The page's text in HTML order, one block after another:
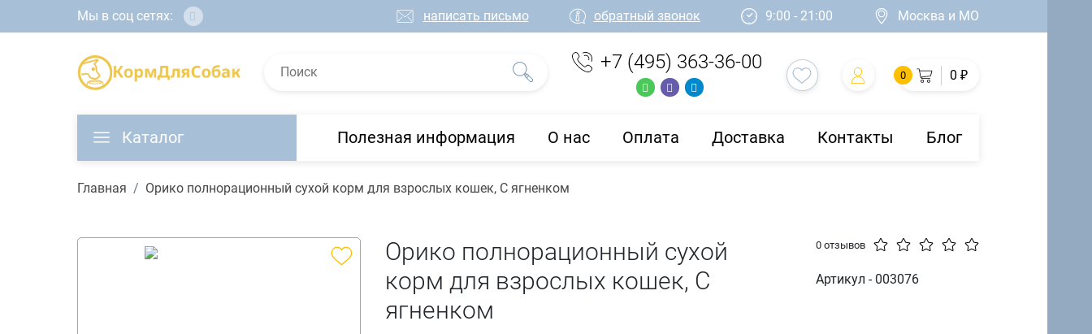
Мы в соц сетях: написать письмо обратный звонок 9:00 - 21:00 Москва и МО
+7 (495) 363-36-00
0 0 ₽
Каталог Полезная информация О нас Оплата Доставка Контакты Блог
Главная Орико полнорационный сухой корм для взрослых кошек, С ягненком
Орико полнорационный сухой
корм для взрослых кошек, С
ягненком
0 отзывов
Артикул - 003076